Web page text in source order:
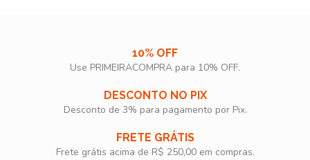
10% OFF
Use PRIMEIRACOMPRA para 10% OFF.​
DESCONTO NO PIX
Desconto de 3% para pagamento por Pix.
FRETE GRÁTIS
Frete grátis acima de R$ 250,00 em compras.